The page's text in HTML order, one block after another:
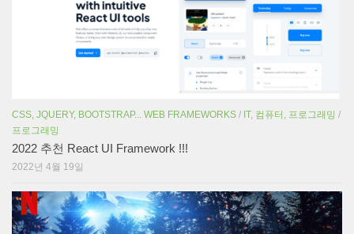
CSS, JQUERY, BOOTSTRAP... WEB FRAMEWORKS / IT, 컴퓨터, 프로그래밍 /
프로그래밍
2022 추천 React UI Framework !!!
2022년 4월 19일